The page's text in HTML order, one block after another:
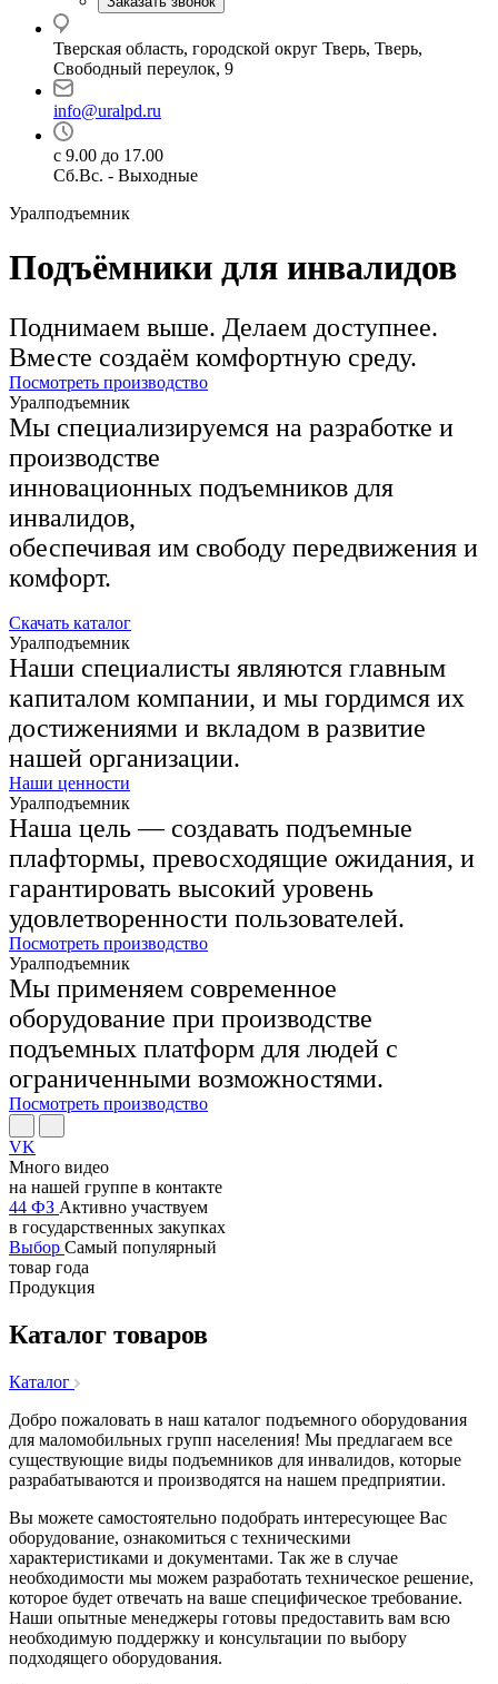
Тверская область, городской округ Тверь, Тверь,
Свободный переулок, 9
info@uralpd.ru
с 9.00 до 17.00
Сб.Вс. - Выходные
Уралподъемник
Подъёмники для инвалидов
Поднимаем выше. Делаем доступнее.
Вместе создаём комфортную среду.
Посмотреть производство
Уралподъемник
Мы специализируемся на разработке и
производстве
инновационных подъемников для
инвалидов,
обеспечивая им свободу передвижения и
комфорт.
Скачать каталог
Уралподъемник
Наши специалисты являются главным
капиталом компании, и мы гордимся их
достижениями и вкладом в развитие
нашей организации.
Наши ценности
Уралподъемник
Наша цель — создавать подъемные
плафтормы, превосходящие ожидания, и
гарантировать высокий уровень
удовлетворенности пользователей.
Посмотреть производство
Уралподъемник
Мы применяем современное
оборудование при производстве
подъемных платформ для людей с
ограниченными возможностями.
Посмотреть производство
VK
Много видео
на нашей группе в контакте
44 ФЗ Активно участвуем
в государственных закупках
Выбор Самый популярный
товар года
Продукция
Каталог товаров
Каталог
Добро пожаловать в наш каталог подъемного оборудования
для маломобильных групп населения! Мы предлагаем все
существующие виды подъемников для инвалидов, которые
разрабатываются и производятся на нашем предприятии.
Вы можете самостоятельно подобрать интересующее Вас
оборудование, ознакомиться с техническими
характеристиками и документами. Так же в случае
необходимости мы можем разработать техническое решение,
которое будет отвечать на ваше специфическое требование.
Наши опытные менеджеры готовы предоставить вам всю
необходимую поддержку и консультации по выбору
подходящего оборудования.